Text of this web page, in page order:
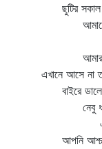
ছুটির সকাল
আমাদের ময়ূর
পাশের
আমার এই
এখানে আসে না তার
বাইরে ডালে
নেবু ধরেছে
একটা
আপনি আশ্চর্য